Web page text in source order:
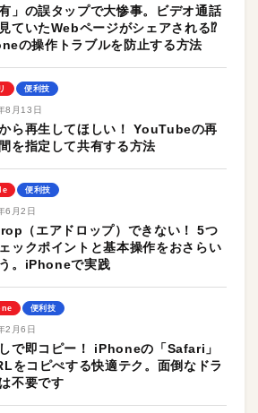
有」の誤タップで大惨事。ビデオ通話
ていたWebページがシェアされる⁉︎
の操作トラブルを防止する方法
便利技
8月13日
ら再生してほしい！ YouTubeの再
を指定して共有する方法
便利技
6月2日
（エアドロップ）できない！ 5つ
ックポイントと基本操作をおさらい
。iPhoneで実践
便利技
2月6日
で即コピー！ iPhoneの「Safari」
をコピぺする快適テク。面倒なドラ
不要です